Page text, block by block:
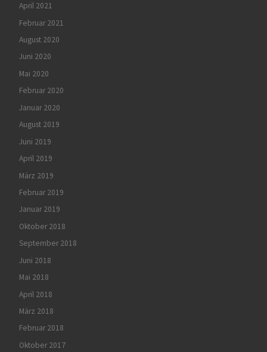
April 2021
Februar 2021
August 2020
Juni 2020
Mai 2020
Februar 2020
Januar 2020
August 2019
Juni 2019
April 2019
März 2019
Februar 2019
Januar 2019
Oktober 2018
September 2018
Juni 2018
Mai 2018
April 2018
März 2018
Februar 2018
Oktober 2017